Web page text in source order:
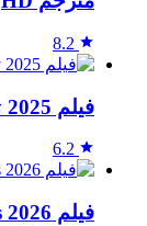
8.2
فيلم Motor City 2025 مترجم اون لاين
6.2
فيلم Cruel Hands 2026 مترجم مباشرة HD